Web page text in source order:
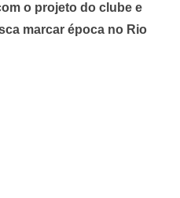
o projeto do clube e
marcar época no Rio